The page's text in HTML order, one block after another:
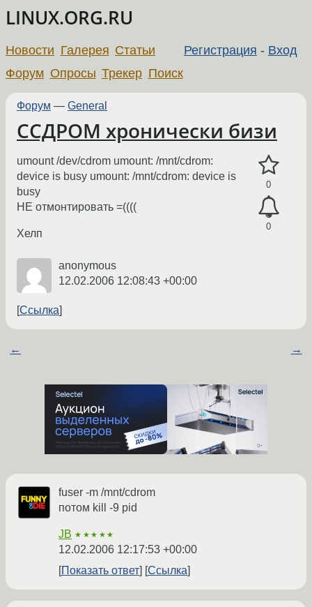
LINUX.ORG.RU
Регистрация - Вход
Новости Галерея Статьи
Форум Опросы Трекер Поиск
Форум — General
CСДРОМ хронически бизи
0
0
umount /dev/cdrom umount: /mnt/cdrom:
device is busy umount: /mnt/cdrom: device is
busy
НЕ отмонтировать =((((
Хелп
anonymous
12.02.2006 12:08:43 +00:00
Ссылка
← →
fuser -m /mnt/cdrom
потом kill -9 pid
JB ★★★★★
12.02.2006 12:17:53 +00:00
Показать ответ
Ссылка